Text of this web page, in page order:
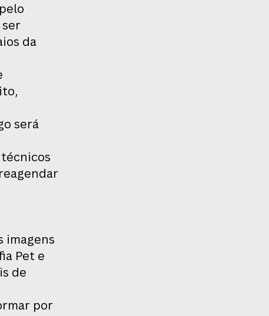
da
será
imagens
Pet e
de
por